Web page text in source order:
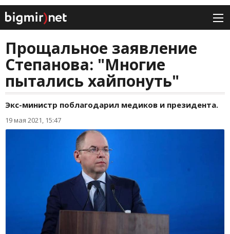
Прощальное заявление
Степанова: "Многие
пытались хайпонуть"
Экс-министр поблагодарил медиков и президента.
19 мая 2021, 15:47